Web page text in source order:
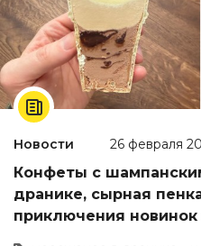
Новости 26 февраля
Конфеты с
дранике, сырная
приключения новинок